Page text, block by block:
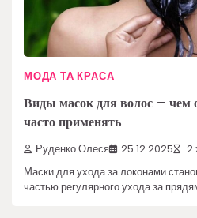
МОДА ТА КРАСА
Виды масок для волос – чем
часто применять
Руденко Олеся 25.12.2025 2
Маски для ухода за локонами
частью регулярного ухода за